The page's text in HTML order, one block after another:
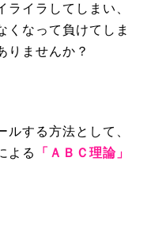
イラしてしまい、
くなって負けてしま
りませんか？
する方法として、
よる
「ＡＢＣ理論」